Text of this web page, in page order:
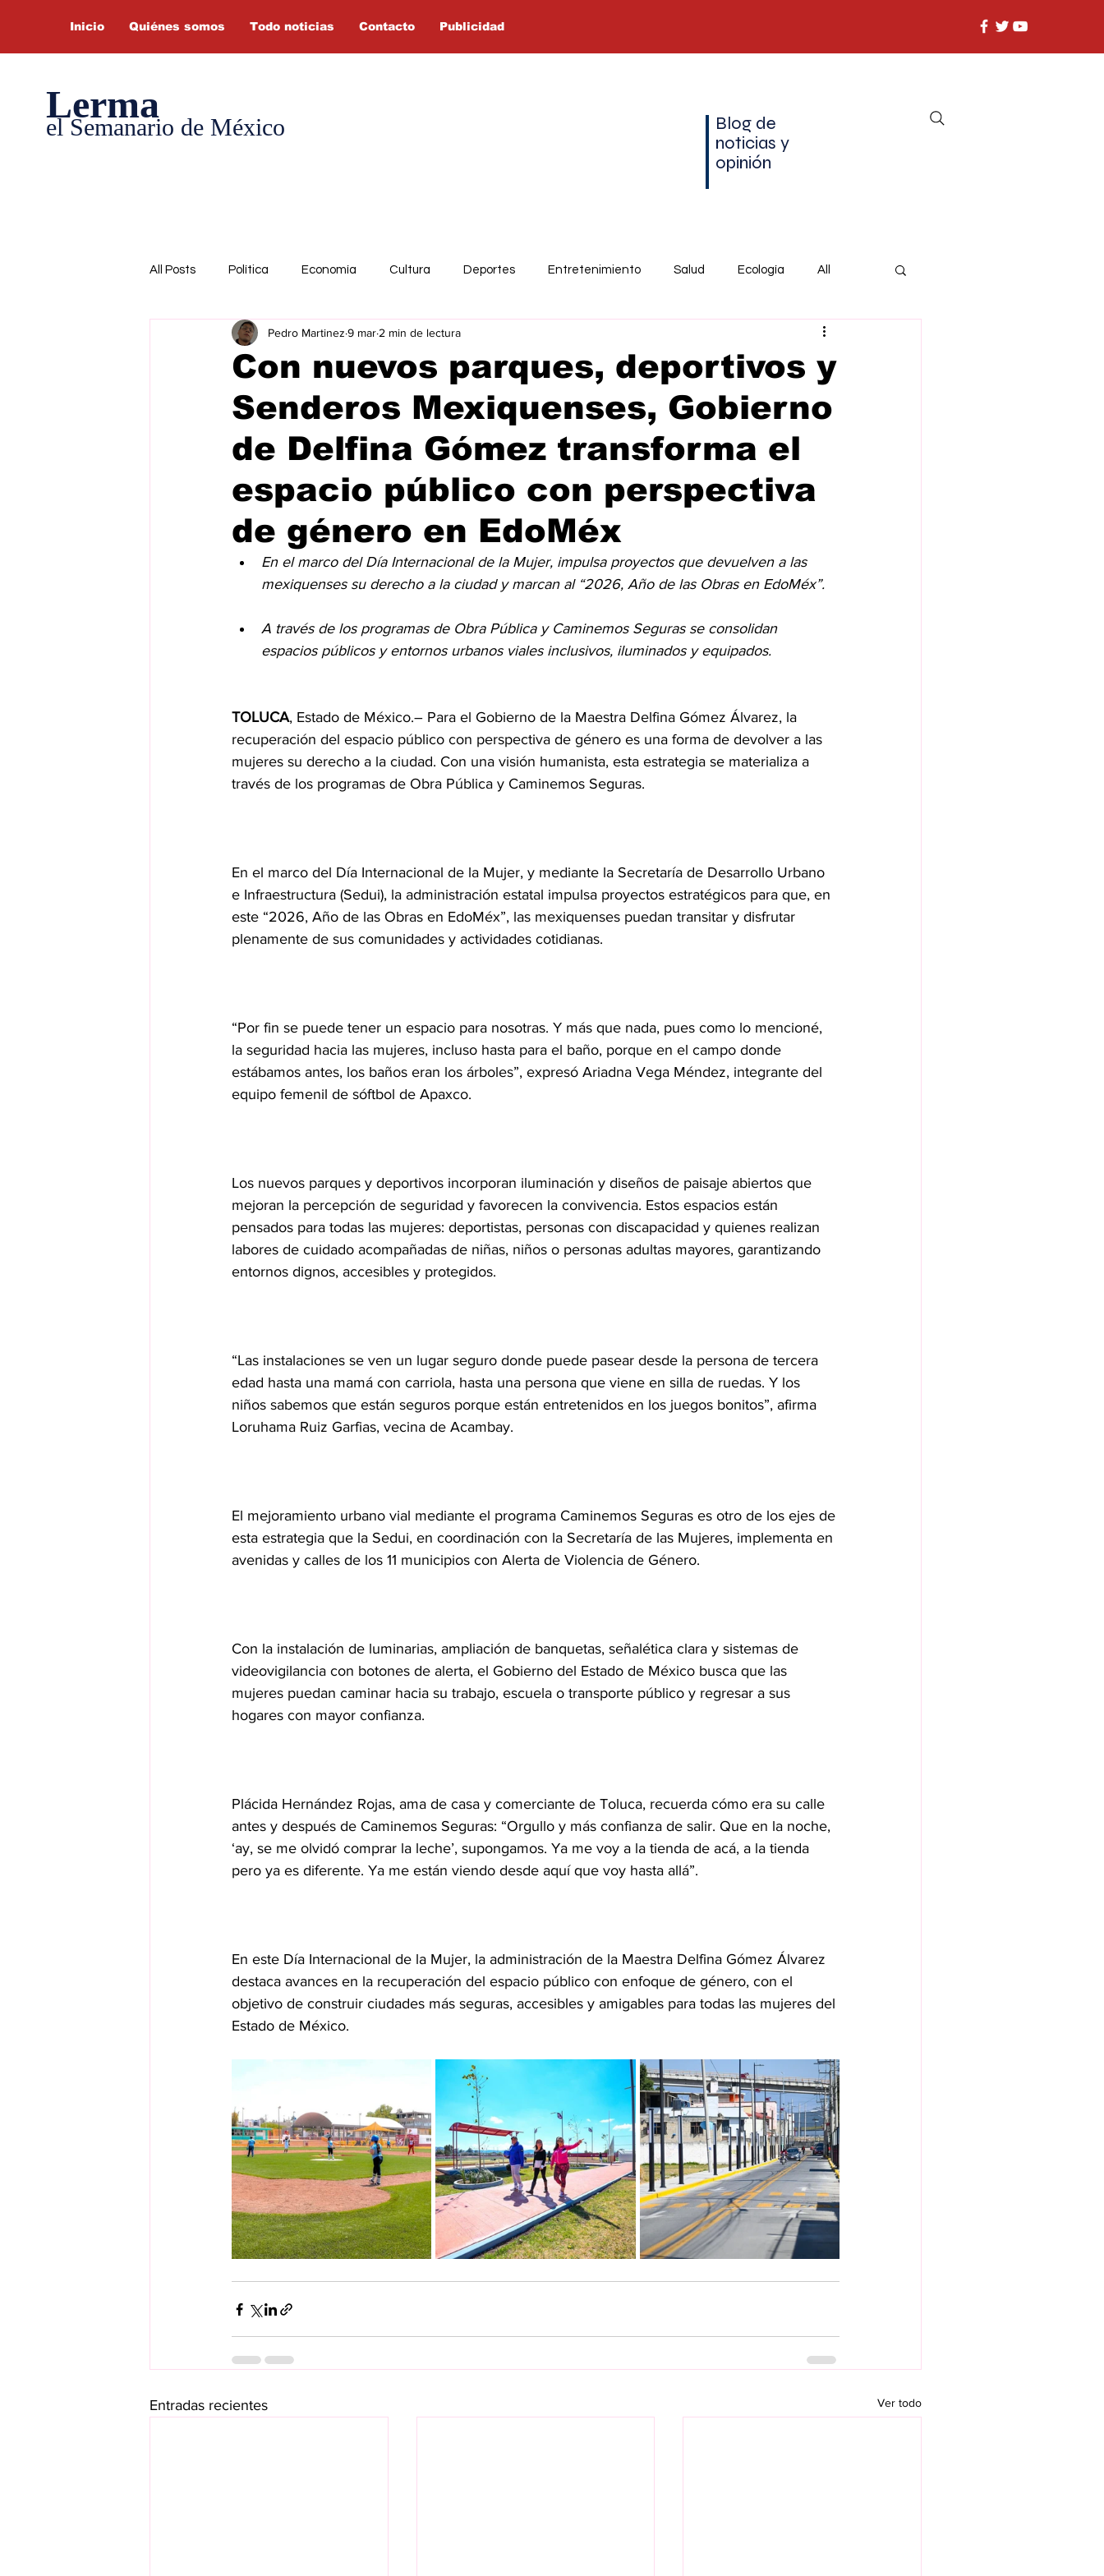
Inicio Quiénes somos Todo noticias Contacto Publicidad
Lerma
el Semanario de México
Blog de
noticias y
opinión
All Posts Política Economía Cultura Deportes Entretenimiento Salud Ecología All
Con nuevos parques, deportivos y
Senderos Mexiquenses, Gobierno
de Delfina Gómez transforma el
espacio público con perspectiva
de género en EdoMéx
Pedro Martinez 9 mar 2 min de lectura
En el marco del Día Internacional de la Mujer, impulsa proyectos que devuelven a las
mexiquenses su derecho a la ciudad y marcan al “2026, Año de las Obras en EdoMéx”.
A través de los programas de Obra Pública y Caminemos Seguras se consolidan
espacios públicos y entornos urbanos viales inclusivos, iluminados y equipados.
TOLUCA, Estado de México.– Para el Gobierno de la Maestra Delfina Gómez Álvarez, la
recuperación del espacio público con perspectiva de género es una forma de devolver a las
mujeres su derecho a la ciudad. Con una visión humanista, esta estrategia se materializa a
través de los programas de Obra Pública y Caminemos Seguras.
En el marco del Día Internacional de la Mujer, y mediante la Secretaría de Desarrollo Urbano
e Infraestructura (Sedui), la administración estatal impulsa proyectos estratégicos para que, en
este “2026, Año de las Obras en EdoMéx”, las mexiquenses puedan transitar y disfrutar
plenamente de sus comunidades y actividades cotidianas.
“Por fin se puede tener un espacio para nosotras. Y más que nada, pues como lo mencioné,
la seguridad hacia las mujeres, incluso hasta para el baño, porque en el campo donde
estábamos antes, los baños eran los árboles”, expresó Ariadna Vega Méndez, integrante del
equipo femenil de sóftbol de Apaxco.
Los nuevos parques y deportivos incorporan iluminación y diseños de paisaje abiertos que
mejoran la percepción de seguridad y favorecen la convivencia. Estos espacios están
pensados para todas las mujeres: deportistas, personas con discapacidad y quienes realizan
labores de cuidado acompañadas de niñas, niños o personas adultas mayores, garantizando
entornos dignos, accesibles y protegidos.
“Las instalaciones se ven un lugar seguro donde puede pasear desde la persona de tercera
edad hasta una mamá con carriola, hasta una persona que viene en silla de ruedas. Y los
niños sabemos que están seguros porque están entretenidos en los juegos bonitos”, afirma
Loruhama Ruiz Garfias, vecina de Acambay.
El mejoramiento urbano vial mediante el programa Caminemos Seguras es otro de los ejes de
esta estrategia que la Sedui, en coordinación con la Secretaría de las Mujeres, implementa en
avenidas y calles de los 11 municipios con Alerta de Violencia de Género.
Con la instalación de luminarias, ampliación de banquetas, señalética clara y sistemas de
videovigilancia con botones de alerta, el Gobierno del Estado de México busca que las
mujeres puedan caminar hacia su trabajo, escuela o transporte público y regresar a sus
hogares con mayor confianza.
Plácida Hernández Rojas, ama de casa y comerciante de Toluca, recuerda cómo era su calle
antes y después de Caminemos Seguras: “Orgullo y más confianza de salir. Que en la noche,
‘ay, se me olvidó comprar la leche’, supongamos. Ya me voy a la tienda de acá, a la tienda
pero ya es diferente. Ya me están viendo desde aquí que voy hasta allá”.
En este Día Internacional de la Mujer, la administración de la Maestra Delfina Gómez Álvarez
destaca avances en la recuperación del espacio público con enfoque de género, con el
objetivo de construir ciudades más seguras, accesibles y amigables para todas las mujeres del
Estado de México.
Entradas recientes Ver todo